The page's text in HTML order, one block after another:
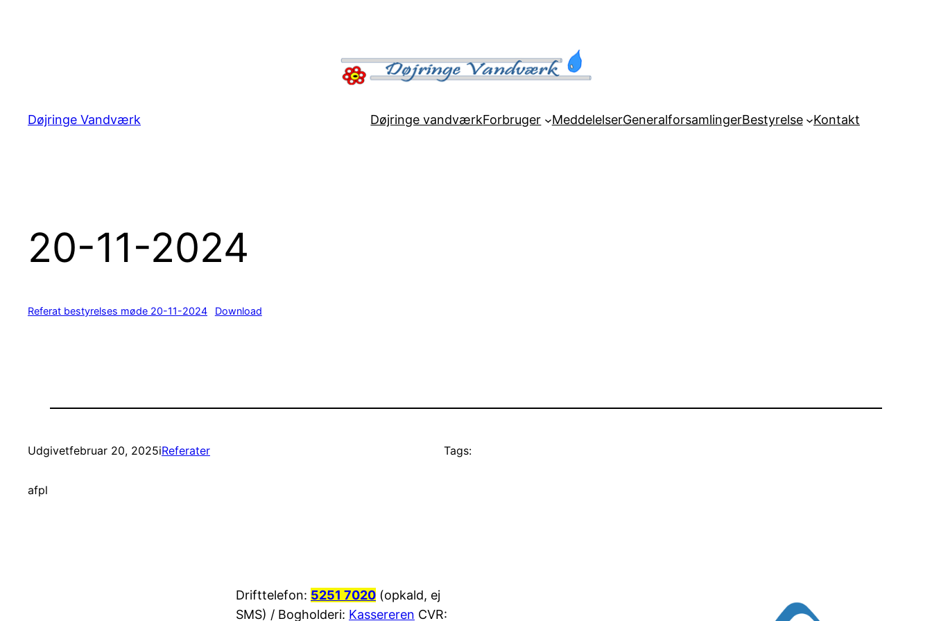
Døjringe Vandværk Døjringe vandværkForbruger MeddelelserGeneralforsamlingerBestyrelse Kontakt
20-11-2024
Referat bestyrelses møde 20-11-2024 Download
Udgivetfebruar 20, 2025iReferater
afpl
Tags:
Drifttelefon: 5251 7020 (opkald, ej
SMS) / Bogholderi: Kassereren CVR: